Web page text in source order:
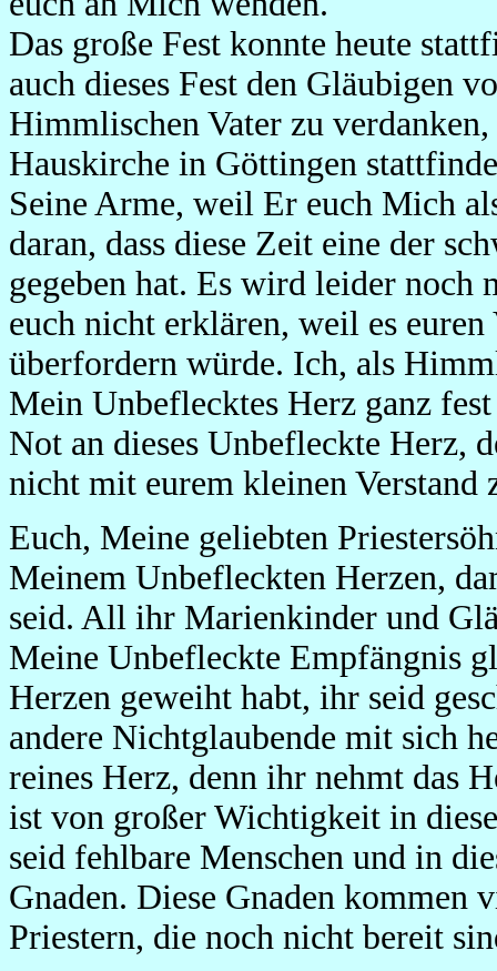
Das große Fest konnte heute
auch dieses Fest den Gläubigen
Himmlischen Vater zu verdanken,
Hauskirche in Göttingen
Seine Arme, weil Er euch Mich
daran, dass diese Zeit eine der
gegeben hat. Es wird leider noch
euch nicht erklären, weil es euren
überfordern würde. Ich, als
Mein Unbeflecktes Herz ganz
Not an dieses Unbefleckte Herz,
nicht mit eurem kleinen Verstand
Euch, Meine geliebten
Meinem Unbefleckten Herzen,
seid. All ihr Marienkinder und
Meine Unbefleckte Empfängnis
Herzen geweiht habt, ihr seid
andere Nichtglaubende mit sich
reines Herz, denn ihr nehmt das
ist von großer Wichtigkeit in
seid fehlbare Menschen und in
Gnaden. Diese Gnaden kommen
Priestern, die noch nicht bereit